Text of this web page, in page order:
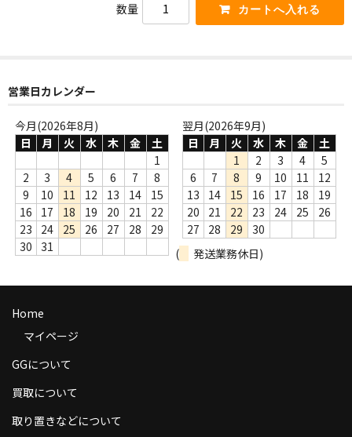
お支払い方法
コンディション
Privacy Policy
特定商取引法に基づく表示
Contact
数量
営業日カレンダー
今月(2026年8月)
日
月 火 水 木 金
土
1
2
3 4 5 6 7
8
9
10 11 12 13 14
15
16
17 18 19 20 21
22
23
24 25 26 27 28
29
30
31
翌月(2026年9月)
日
月 火 水 木 金
土
1
2 3 4
5
6
7 8 9 10 11
12
13
14 15 16 17 18
19
20
21 22 23 24 25
26
27
28 29
30
(
発送業務休日)
Home
マイページ
GGについて
買取について
取り置きなどについて